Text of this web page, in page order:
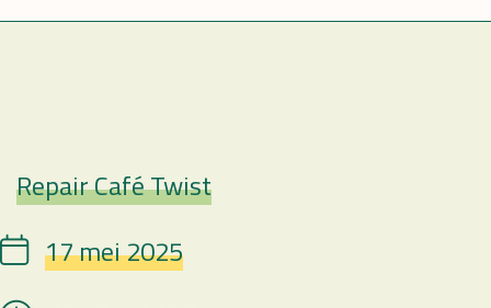
Repair Café
Repair Café Twist
Date 17 mei 2025